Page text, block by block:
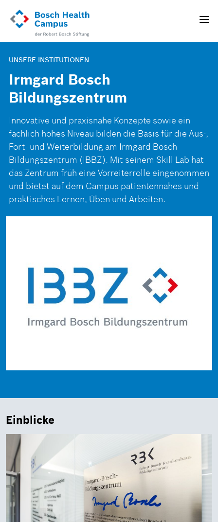
Toggle
UNSERE INSTITUTIONEN
Irmgard Bosch
Bildungszentrum
Innovative und praxisnahe Konzepte sowie ein
fachlich hohes Niveau bilden die Basis für die Aus-,
Fort- und Weiterbildung am Irmgard Bosch
Bildungszentrum (IBBZ). Mit seinem Skill Lab hat
das Zentrum früh eine Vorreiterrolle eingenommen
und bietet auf dem Campus patientennahes und
praktisches Lernen, Üben und Arbeiten.
Einblicke